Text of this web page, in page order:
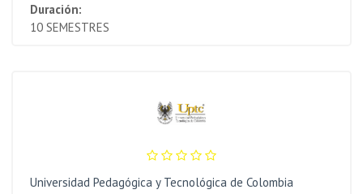
Duración:
10 SEMESTRES
Universidad Pedagógica y Tecnológica de Colombia